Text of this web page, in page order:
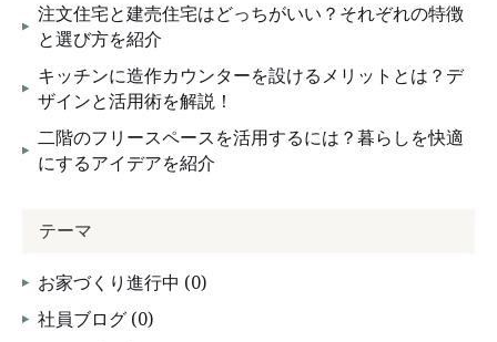
注文住宅と建売住宅はどっちがいい？それぞれの特徴
と選び方を紹介
キッチンに造作カウンターを設けるメリットとは？デ
ザインと活用術を解説！
二階のフリースペースを活用するには？暮らしを快適
にするアイデアを紹介
テーマ
お家づくり進行中 (0)
社員ブログ (0)